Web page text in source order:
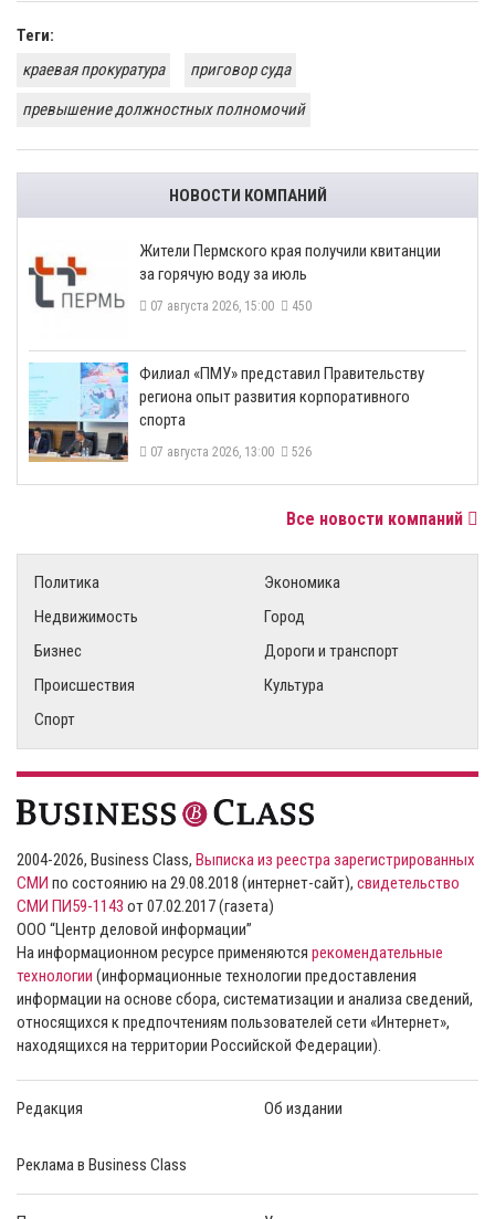
Теги:
краевая прокуратура
приговор суда
превышение должностных полномочий
НОВОСТИ КОМПАНИЙ
​Жители Пермского края получили квитанции
за горячую воду за июль
07 августа 2026, 15:00 450
​Филиал «ПМУ» представил Правительству
региона опыт развития корпоративного
спорта
07 августа 2026, 13:00 526
Все новости компаний
Политика
Экономика
Недвижимость
Город
Бизнес
Дороги и транспорт
Происшествия
Культура
Спорт
2004-2026, Business Class, Выписка из реестра зарегистрированных
СМИ по состоянию на 29.08.2018 (интернет-сайт), свидетельство
СМИ ПИ59-1143 от 07.02.2017 (газета)
ООО “Центр деловой информации”
На информационном ресурсе применяются рекомендательные
технологии (информационные технологии предоставления
информации на основе сбора, систематизации и анализа сведений,
относящихся к предпочтениям пользователей сети «Интернет»,
находящихся на территории Российской Федерации).
Редакция Об издании
Реклама в Business Class